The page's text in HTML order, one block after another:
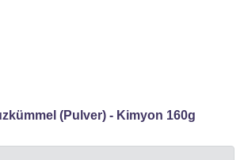
(Pulver) - Kimyon 160g